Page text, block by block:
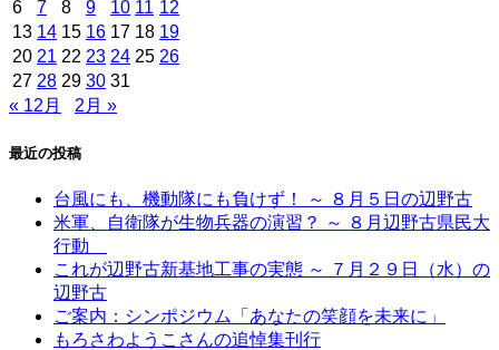
6
7 8 9 10 11 12
13 14 15 16 17 18 19
20 21 22 23 24 25 26
27 28 29 30 31
« 12月
2月 »
最近の投稿
台風にも、機動隊にも負けず！ ～ ８月５日の辺野古
米軍、自衛隊が生物兵器の演習？ ～ ８月辺野古県民大
行動
これが辺野古新基地工事の実態 ～ ７月２９日（水）の
辺野古
ご案内：シンポジウム「あなたの笑顔を未来に」
もろさわようこさんの追悼集刊行